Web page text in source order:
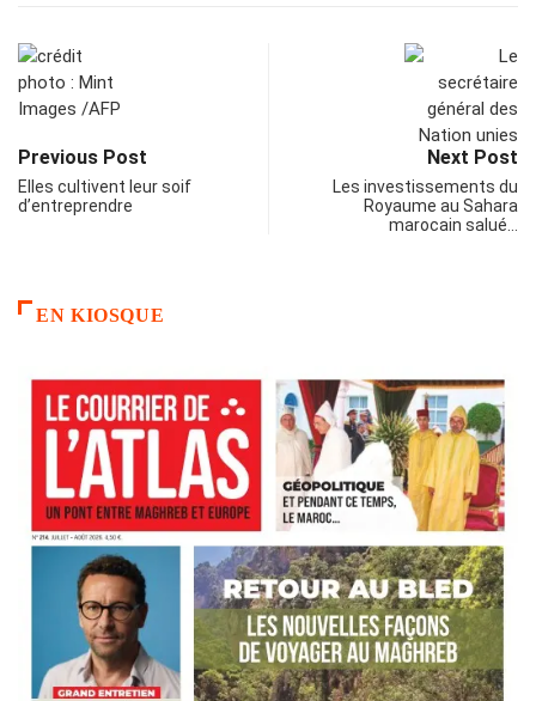
Previous Post
Elles cultivent leur soif
d’entreprendre
Next Post
Les investissements du
Royaume au Sahara
marocain salué…
EN KIOSQUE